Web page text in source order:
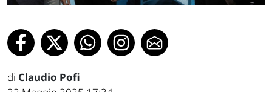
di Claudio Pofi